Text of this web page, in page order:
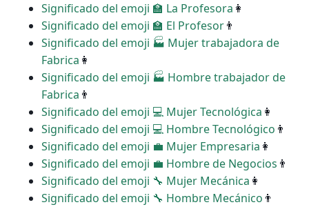
Significado del emoji ‍🏫 La Profesora 👩
Significado del emoji ‍🏫 El Profesor👨
Significado del emoji ‍🏭 Mujer trabajadora de
Fabrica 👩
Significado del emoji ‍🏭 Hombre trabajador de
Fabrica 👨
Significado del emoji ‍💻 Mujer Tecnológica 👩
Significado del emoji ‍💻 Hombre Tecnológico 👨
Significado del emoji ‍💼 Mujer Empresaria 👩
Significado del emoji ‍💼 Hombre de Negocios 👨
Significado del emoji ‍🔧 Mujer Mecánica 👩
Significado del emoji ‍🔧 Hombre Mecánico 👨